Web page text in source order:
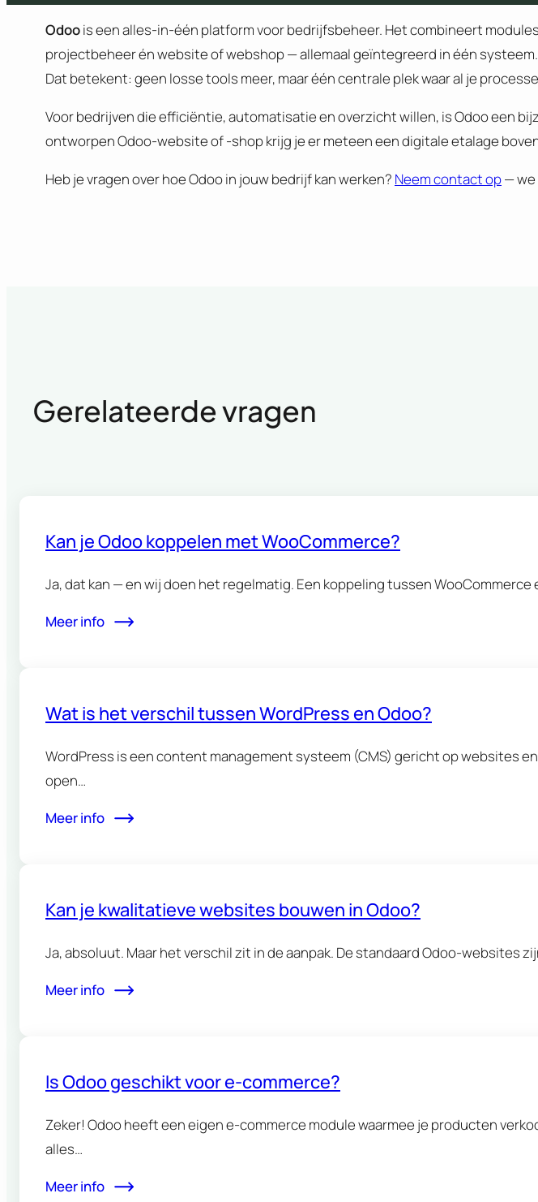
Odoois een alles-in-één platform voor bedrijfsbeheer. Het combineert
projectbeheer én website of webshop — allemaal geïntegreerd in één systeem.
Dat betekent: geen losse tools meer, maar één centrale plek waar al je
Voor bedrijven die efficiëntie, automatisatie en overzicht willen, is Odoo een
ontworpen Odoo-website of -shop krijg je er meteen een digitale etalage
Heb je vragen over hoe Odoo in jouw bedrijf kan werken? Neem contact op— we
Gerelateerde vragen
Kan je Odoo koppelen met WooCommerce?
Ja, dat kan — en wij doen het regelmatig. Een koppeling tussen WooCommerce
Meer info
Wat is het verschil tussen WordPress en Odoo?
WordPress is een content management systeem (CMS) gericht op websites
open…
Meer info
Kan je kwalitatieve websites bouwen in Odoo?
Ja, absoluut. Maar het verschil zit in de aanpak. De standaard Odoo-websites
Meer info
Is Odoo geschikt voor e-commerce?
Zeker! Odoo heeft een eigen e-commerce module waarmee je producten
alles…
Meer info